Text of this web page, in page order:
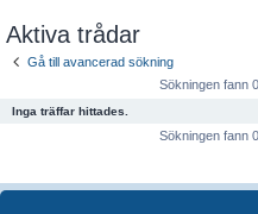
Aktiva trådar
Gå till avancerad sökning
Sökningen fann
Inga träffar hittades.
Sökningen fann